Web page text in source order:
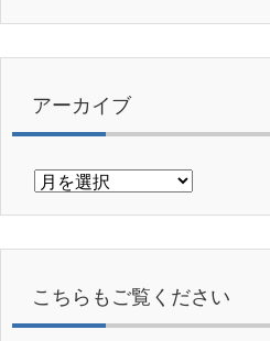
アーカイブ
ア
イ
こちらもご覧ください